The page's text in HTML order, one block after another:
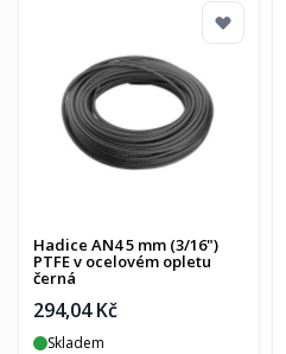
Hadice AN4 5 mm (3/16")
PTFE v ocelovém opletu
černá
294,04 Kč
Skladem